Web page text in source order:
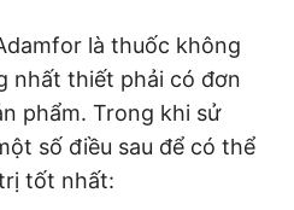
là thuốc không
nhất thiết phải có đơn
phẩm. Trong khi sử
số điều sau để có thể
tốt nhất: